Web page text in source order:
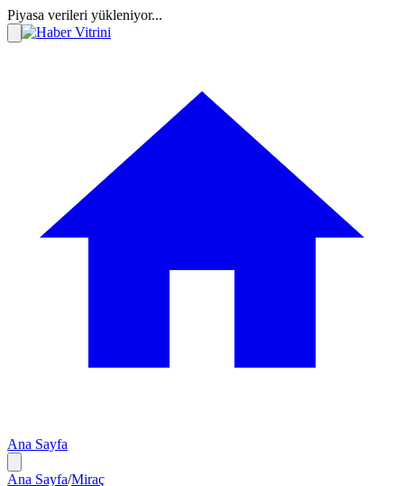
Piyasa verileri yükleniyor...
Ana Sayfa
Ana Sayfa/Miraç